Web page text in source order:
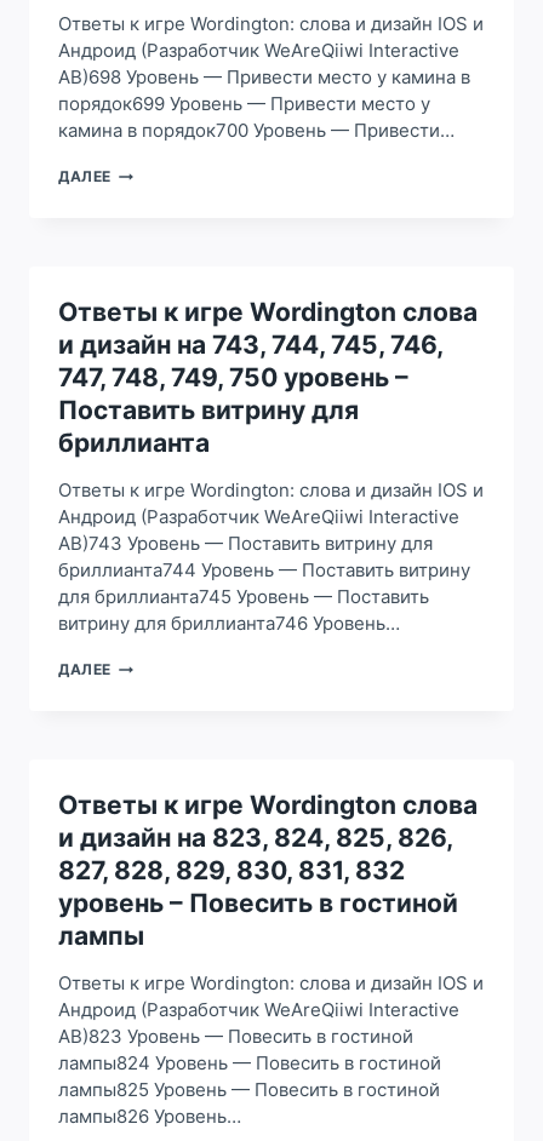
814,
815,
816,
817,
819,
821,
ОТДЫХА
Ответы к игре Wordington: слова и дизайн IOS и
Андроид (Разработчик WeAreQiiwi Interactive
AB)698 Уровень — Привести место у камина в
порядок699 Уровень — Привести место у
камина в порядок700 Уровень — Привести…
ДАЛЕЕ ОТВЕТЫ
ДИЗАЙН
НА
698,
699,
700,
701,
702,
703,
705,
706,
707,
708,
710
УРОВЕНЬ
ПРИВЕСТИ
Ответы к игре Wordington слова
и дизайн на 743, 744, 745, 746,
747, 748, 749, 750 уровень –
Поставить витрину для
бриллианта
Ответы к игре Wordington: слова и дизайн IOS и
Андроид (Разработчик WeAreQiiwi Interactive
AB)743 Уровень — Поставить витрину для
бриллианта744 Уровень — Поставить витрину
для бриллианта745 Уровень — Поставить
витрину для бриллианта746 Уровень…
ДАЛЕЕ ОТВЕТЫ
ДИЗАЙН
НА
743,
744,
745,
746,
747,
748,
750
УРОВЕНЬ
–
ПОСТАВИТЬ
ВИТРИНУ
ДЛЯ
БРИЛЛИАНТА
Ответы к игре Wordington слова
и дизайн на 823, 824, 825, 826,
827, 828, 829, 830, 831, 832
уровень – Повесить в гостиной
лампы
Ответы к игре Wordington: слова и дизайн IOS и
Андроид (Разработчик WeAreQiiwi Interactive
AB)823 Уровень — Повесить в гостиной
лампы824 Уровень — Повесить в гостиной
лампы825 Уровень — Повесить в гостиной
лампы826 Уровень…